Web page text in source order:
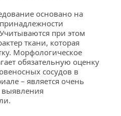
основано на
при этом
ткани, которая
Морфологическое
обязательную оценку
сосудов в
– является очень